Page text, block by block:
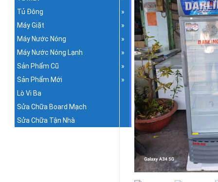
Tủ Đông
Máy Giặt
Máy Nước Nóng
Máy Nước Nóng Lạnh
Sản Phẩm Cũ
Sản Phẩm Mới
Lò Vi Ba
Sửa Chữa Board Mạch
Sửa Chữa Tận Nhà